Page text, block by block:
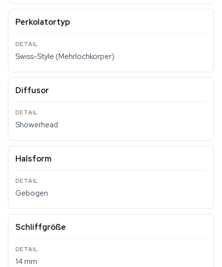
Perkolatortyp
Swiss-Style (Mehrlochkörper)
Diffusor
Showerhead
Halsform
Gebogen
Schliffgröße
14 mm